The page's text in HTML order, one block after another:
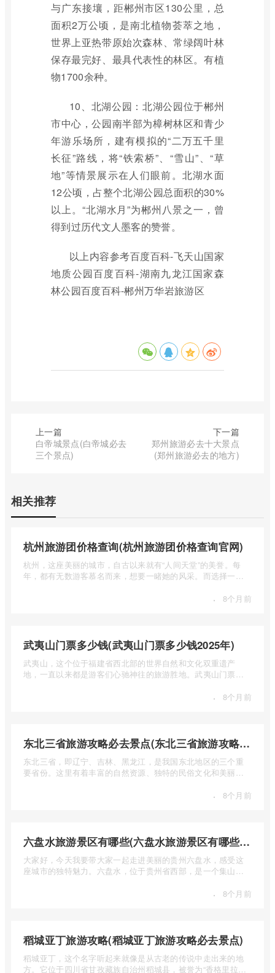
与广东接壤，距郴州市区130公里，总
面积2万公顷，是南北植物荟萃之地，
世界上亚热带原始次森林、常绿阔叶林
保存最完好、最具代表性的林区。有植
物1700余种。
10、北湖公园：北湖公园位于郴州
市中心，公园南半部为樟树林区和青少
年游乐场所，建有模拟的“二万五千里
长征”路线，将“铁索桥”、“雪山”、“草
地”等情景展示在人们眼前。北湖水面
12公顷，占整个北湖公园总面积的30%
以上。“北湖水月”为郴州八景之一，曾
得到过历代文人墨客的赞誉。
以上内容参考百度百科-飞天山国家
地质公园百度百科-湖南九龙江国家森
林公园百度百科-郴州万华岩旅游区
上一篇
白帝城景点(白帝城必去
三个景点)
下一篇
郑州旅游必去十大景点
(郑州旅游必去的地方)
相关推荐
杭州旅游团价格查询(杭州旅游团价格查询官网)
杭州，这座美丽的城市，自古以来就有“人间天堂”的美誉。每
年，都有无数游客慕名而来，想要一睹她的风采。而选择一个
· 8个月前
武夷山门票多少钱(武夷山门票多少钱2025年)
武夷山，这个位于福建省西北部的世界自然和文化双重遗产
地，一直以来都是游客们心驰神往的旅游胜地。武夷山门票多
· 8个月前
东北三省旅游攻略必去景点(东北三省旅游攻略必去景点视频介绍)
东北三省，即辽宁、吉林、黑龙江，是我国东北地区的三个重
要省份。这里有着丰富的自然资源、独特的民俗文化和美丽的
· 8个月前
六盘水旅游景区有哪些(六盘水旅游景区有哪些景点值得去)
大家好，今天我要带大家一起走进美丽的贵州六盘水，感受这
座城市的独特魅力。六盘水，位于贵州省西部，是一个集山水
· 8个月前
稻城亚丁旅游攻略(稻城亚丁旅游攻略必去景点)
稻城亚丁，这个名字听起来就像是从古老的传说中走出来的地
方。它位于四川省甘孜藏族自治州稻城县，被誉为“香格里拉的